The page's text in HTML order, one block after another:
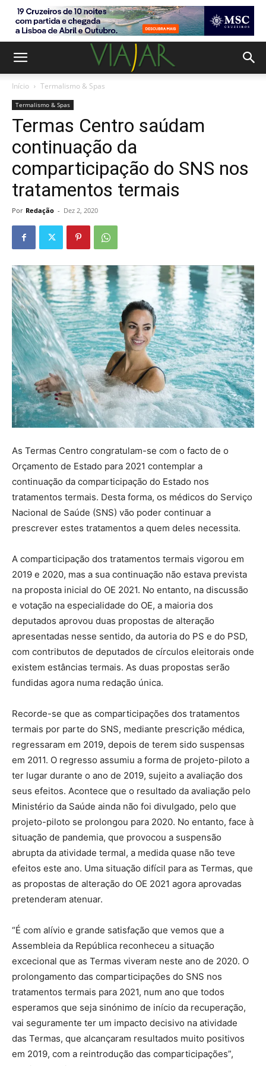
Início Termalismo & Spas
Termalismo & Spas
Termas Centro saúdam
continuação da
comparticipação do SNS nos
tratamentos termais
Por Redação - Dez 2, 2020
As Termas Centro congratulam-se com o facto de o
Orçamento de Estado para 2021 contemplar a
continuação da comparticipação do Estado nos
tratamentos termais. Desta forma, os médicos do Serviço
Nacional de Saúde (SNS) vão poder continuar a
prescrever estes tratamentos a quem deles necessita.
A comparticipação dos tratamentos termais vigorou em
2019 e 2020, mas a sua continuação não estava prevista
na proposta inicial do OE 2021. No entanto, na discussão
e votação na especialidade do OE, a maioria dos
deputados aprovou duas propostas de alteração
apresentadas nesse sentido, da autoria do PS e do PSD,
com contributos de deputados de círculos eleitorais onde
existem estâncias termais. As duas propostas serão
fundidas agora numa redação única.
Recorde-se que as comparticipações dos tratamentos
termais por parte do SNS, mediante prescrição médica,
regressaram em 2019, depois de terem sido suspensas
em 2011. O regresso assumiu a forma de projeto-piloto a
ter lugar durante o ano de 2019, sujeito a avaliação dos
seus efeitos. Acontece que o resultado da avaliação pelo
Ministério da Saúde ainda não foi divulgado, pelo que
projeto-piloto se prolongou para 2020. No entanto, face à
situação de pandemia, que provocou a suspensão
abrupta da atividade termal, a medida quase não teve
efeitos este ano. Uma situação difícil para as Termas, que
as propostas de alteração do OE 2021 agora aprovadas
pretenderam atenuar.
“É com alívio e grande satisfação que vemos que a
Assembleia da República reconheceu a situação
excecional que as Termas viveram neste ano de 2020. O
prolongamento das comparticipações do SNS nos
tratamentos termais para 2021, num ano que todos
esperamos que seja sinónimo de início da recuperação,
vai seguramente ter um impacto decisivo na atividade
das Termas, que alcançaram resultados muito positivos
em 2019, com a reintrodução das comparticipações”,